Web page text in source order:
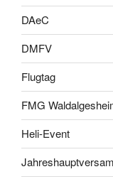
DAeC
DMFV
Flugtag
FMG
Heli-Event